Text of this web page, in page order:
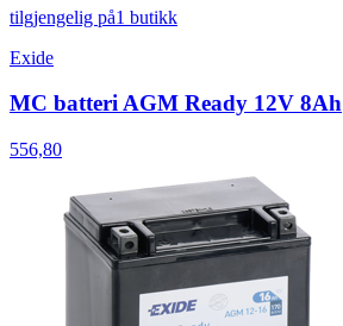
tilgjengelig på1 butikk
Exide
MC batteri AGM Ready 12V 8Ah
556,80